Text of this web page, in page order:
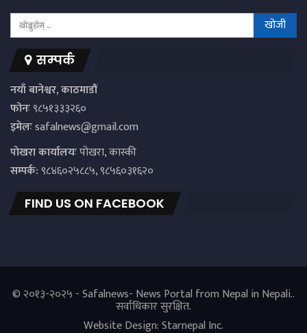
सम्पर्क
नयाँ बानेश्वर, काठमाडौं
फोनः९८५१३३३२६०
इमेलःsafalnews@gmail.com
पाेखरा कार्यालयःपोखरा, कास्की
सम्पर्क:९८४६०२५८८५, ९८५६०३१६२०
FIND US ON FACEBOOK
© २०१३-२०२५ - Safalnews- News Portal from Nepal in Nepali..
सर्वाधिकार सुरक्षित.
Website Design:Starnepal Inc.